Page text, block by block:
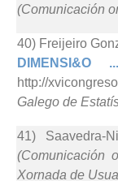
(Comunicación
40) Freijeiro
DIMENSI&O
http://
Galego de
41) Saavedra-
(Comunicación
Xornada de